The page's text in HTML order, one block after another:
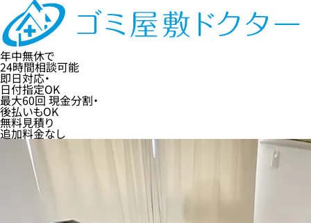
年中無休で
24時間相談可能
即日対応・
日付指定OK
最大60回 現金分割・
後払いもOK
無料見積り
追加料金なし